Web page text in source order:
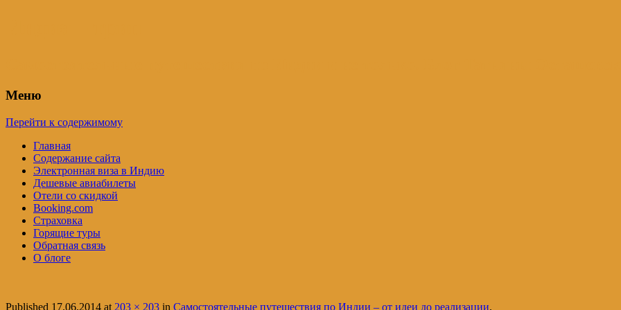
Меню
Перейти к содержимому
Главная
Содержание сайта
Электронная виза в Индию
Дешевые авиабилеты
Отели со скидкой
Booking.com
Страховка
Горящие туры
Обратная связь
О блоге
Published 17.06.2014 at203 × 203 in Самостоятельные путешествия по Индии – от идеи до реализации.